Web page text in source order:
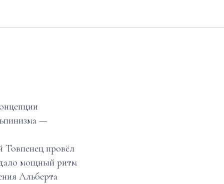
—
провёл
мощный ритм
Альберта